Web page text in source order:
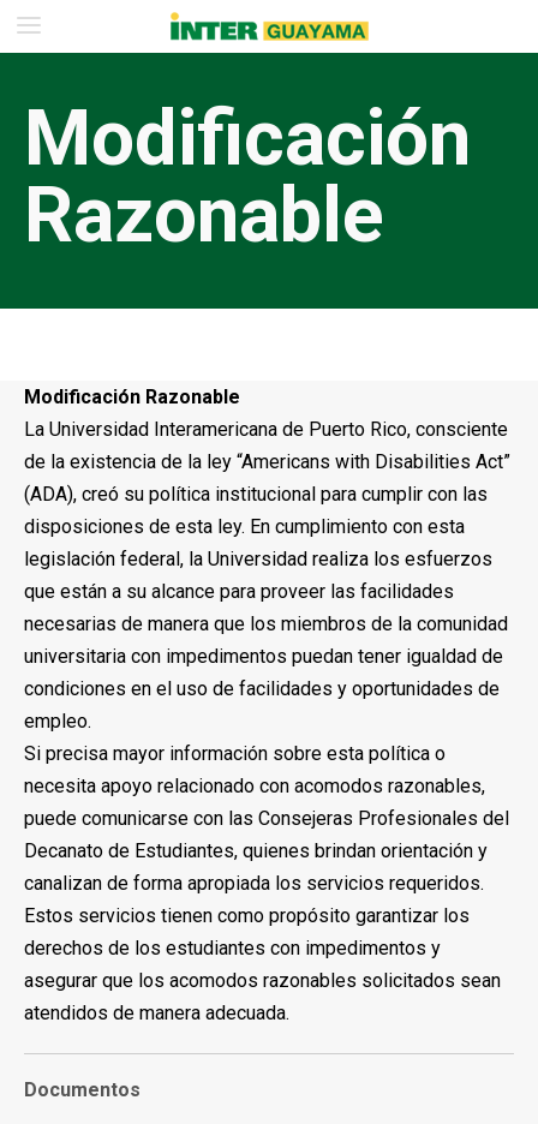
Modificación
Razonable
Modificación Razonable
La Universidad Interamericana de Puerto Rico, consciente
de la existencia de la ley “Americans with Disabilities Act”
(ADA), creó su política institucional para cumplir con las
disposiciones de esta ley. En cumplimiento con esta
legislación federal, la Universidad realiza los esfuerzos
que están a su alcance para proveer las facilidades
necesarias de manera que los miembros de la comunidad
universitaria con impedimentos puedan tener igualdad de
condiciones en el uso de facilidades y oportunidades de
empleo.
Si precisa mayor información sobre esta política o
necesita apoyo relacionado con acomodos razonables,
puede comunicarse con las Consejeras Profesionales del
Decanato de Estudiantes, quienes brindan orientación y
canalizan de forma apropiada los servicios requeridos.
Estos servicios tienen como propósito garantizar los
derechos de los estudiantes con impedimentos y
asegurar que los acomodos razonables solicitados sean
atendidos de manera adecuada.
Documentos